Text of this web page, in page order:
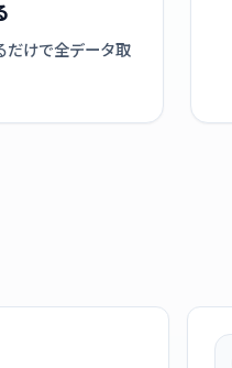
だけで全データ取